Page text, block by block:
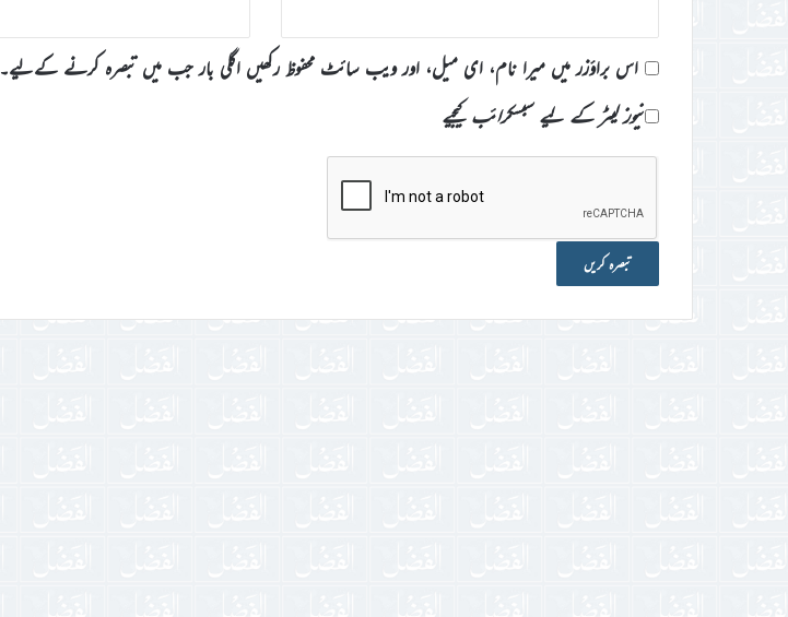
اس براؤزر میں میرا نام، ای میل، اور ویب سائٹ محفوظ رکھیں اگلی بار جب میں تبصرہ کرنے کےلیے۔
نیوز لیٹر کے لیے سبسکرائب کیجیے